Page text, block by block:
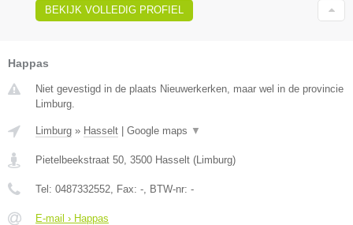
BEKIJK VOLLEDIG PROFIEL
Happas
Niet gevestigd in de plaats Nieuwerkerken, maar wel in de provincie
Limburg.
Limburg » Hasselt | Google maps ▼
Pietelbeekstraat 50 3500 Hasselt (Limburg)
Tel: 0487332552 , Fax: - , BTW-nr: -
E-mail › Happas